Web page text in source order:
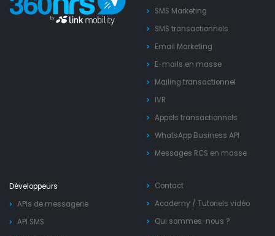
SMS Marketing
SMS transactionnels
Email Marketing
E-mails en masse
Mailing transactionnel
IVR
Appels transactionnels
WhatsApp Business API
Messages RCS en masse
Développeurs
APIs de messagerie
API SMS
Contact
Academy / Tutoriels vidéo
Qui sommes-nous ?